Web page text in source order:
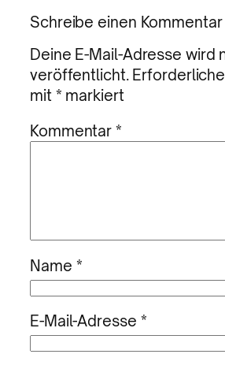
Schreibe einen Kommentar
Deine E-Mail-Adresse wird
veröffentlicht.
mit * markiert
Kommentar*
Name *
E-Mail-Adresse *